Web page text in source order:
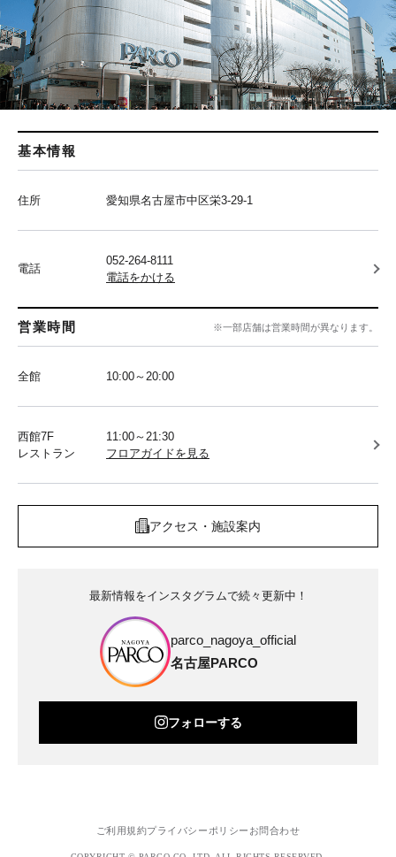
基本情報
住所 愛知県名古屋市中区栄3-29-1
電話
052-264-8111
電話をかける
営業時間 ※一部店舗は営業時間が異なります。
全館 10:00～20:00
西館7F
レストラン
11:00～21:30
フロアガイドを見る
アクセス・施設案内
最新情報をインスタグラムで続々更新中！
parco_nagoya_official
名古屋PARCO
フォローする
ご利用規約プライバシーポリシー お問合わせ